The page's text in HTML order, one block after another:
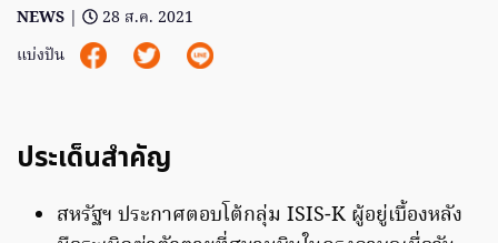
NEWS |
28 ส.ค. 2021
แบ่งปัน
ประเด็นสำคัญ
สหรัฐฯ ประกาศตอบโต้กลุ่ม ISIS-K ผู้อยู่เบื้องหลัง